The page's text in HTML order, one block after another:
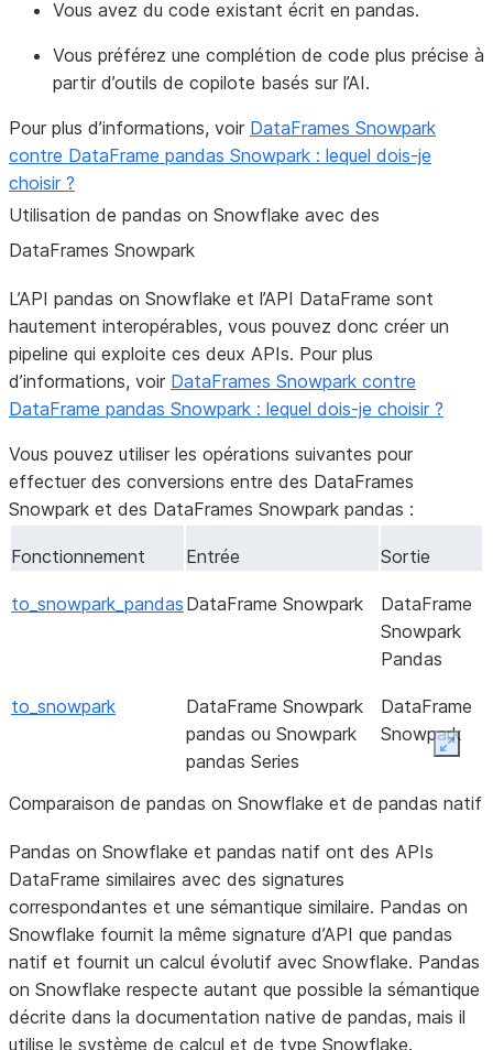
Vous avez du code existant écrit en pandas.
Vous préférez une complétion de code plus précise à
partir d’outils de copilote basés sur l’AI.
Pour plus d’informations, voir DataFrames Snowpark
contre DataFrame pandas Snowpark : lequel dois-je
choisir ?
Utilisation de pandas on Snowflake avec des
DataFrames Snowpark
L’API pandas on Snowflake et l’API DataFrame sont
hautement interopérables, vous pouvez donc créer un
pipeline qui exploite ces deux APIs. Pour plus
d’informations, voir DataFrames Snowpark contre
DataFrame pandas Snowpark : lequel dois-je choisir ?
Vous pouvez utiliser les opérations suivantes pour
effectuer des conversions entre des DataFrames
Snowpark et des DataFrames Snowpark pandas :
Fonctionnement Entrée Sortie
to_snowpark_pandas DataFrame Snowpark
DataFrame
Snowpark
Pandas
to_snowpark
DataFrame Snowpark
pandas ou Snowpark
pandas Series
DataFrame
Snowpark
Comparaison de pandas on Snowflake et de pandas natif
Pandas on Snowflake et pandas natif ont des APIs
DataFrame similaires avec des signatures
correspondantes et une sémantique similaire. Pandas on
Snowflake fournit la même signature d’API que pandas
natif et fournit un calcul évolutif avec Snowflake. Pandas
on Snowflake respecte autant que possible la sémantique
décrite dans la documentation native de pandas, mais il
utilise le système de calcul et de type Snowflake.